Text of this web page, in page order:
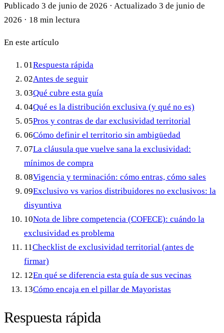
Publicado 3 de junio de 2026 · Actualizado 3 de junio de
2026 · 18 min lectura
En este artículo
01Respuesta rápida
02Antes de seguir
03Qué cubre esta guía
04Qué es la distribución exclusiva (y qué no es)
05Pros y contras de dar exclusividad territorial
06Cómo definir el territorio sin ambigüedad
07La cláusula que vuelve sana la exclusividad:
mínimos de compra
08Vigencia y terminación: cómo entras, cómo sales
09Exclusivo vs varios distribuidores no exclusivos: la
disyuntiva
10Nota de libre competencia (COFECE): cuándo la
exclusividad es problema
11Checklist de exclusividad territorial (antes de
firmar)
12En qué se diferencia esta guía de sus vecinas
13Cómo encaja en el pillar de Mayoristas
Respuesta rápida